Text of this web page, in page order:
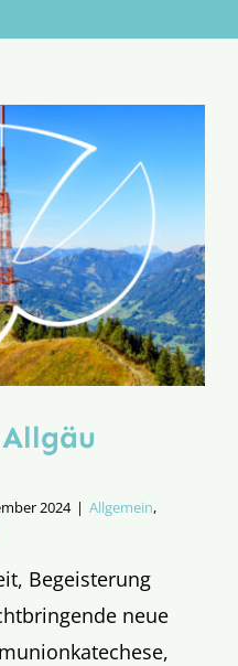
2024 | Allgemein,
Begeisterung
neue